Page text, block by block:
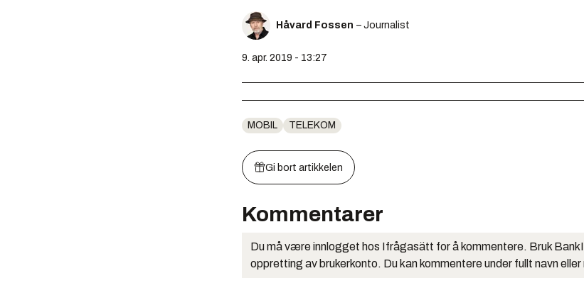
Håvard Fossen – Journalist
9. apr. 2019 - 13:27
MOBIL TELEKOM
Gi bort artikkelen
Kommentarer
Du må være innlogget hos Ifrågasätt for å kommentere. Bruk
oppretting av brukerkonto. Du kan kommentere under fullt navn eller